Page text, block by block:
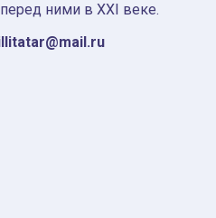
ними в XXI веке.